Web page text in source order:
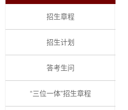
招生章程
招生计划
答考生问
“三位一体”招生章程